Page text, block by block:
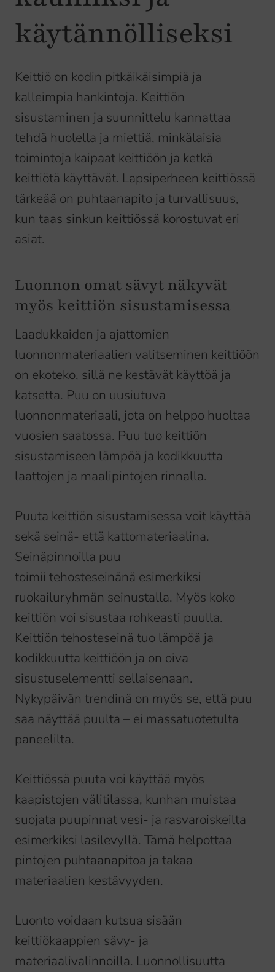
käytännölliseksi
Keittiö on kodin pitkäikäisimpiä ja
kalleimpia hankintoja. Keittiön
sisustaminen ja suunnittelu kannattaa
tehdä huolella ja miettiä, minkälaisia
toimintoja kaipaat keittiöön ja ketkä
keittiötä käyttävät. Lapsiperheen keittiössä
tärkeää on puhtaanapito ja turvallisuus,
kun taas sinkun keittiössä korostuvat eri
asiat.
Luonnon omat sävyt näkyvät
myös keittiön sisustamisessa
Laadukkaiden ja ajattomien
luonnonmateriaalien valitseminen keittiöön
on ekoteko, sillä ne kestävät käyttöä ja
katsetta. Puu on uusiutuva
luonnonmateriaali, jota on helppo huoltaa
vuosien saatossa. Puu tuo keittiön
sisustamiseen lämpöä ja kodikkuutta
laattojen ja maalipintojen rinnalla.
Puuta keittiön sisustamisessa voit käyttää
sekä seinä- että kattomateriaalina.
Seinäpinnoilla puu
toimii tehosteseinänä esimerkiksi
ruokailuryhmän seinustalla. Myös koko
keittiön voi sisustaa rohkeasti puulla.
Keittiön tehosteseinä tuo lämpöä ja
kodikkuutta keittiöön ja on oiva
sisustuselementti sellaisenaan.
Nykypäivän trendinä on myös se, että puu
saa näyttää puulta – ei massatuotetulta
paneelilta.
Keittiössä puuta voi käyttää myös
kaapistojen välitilassa, kunhan muistaa
suojata puupinnat vesi- ja rasvaroiskeilta
esimerkiksi lasilevyllä. Tämä helpottaa
pintojen puhtaanapitoa ja takaa
materiaalien kestävyyden.
Luonto voidaan kutsua sisään
keittiökaappien sävy- ja
materiaalivalinnoilla. Luonnollisuutta